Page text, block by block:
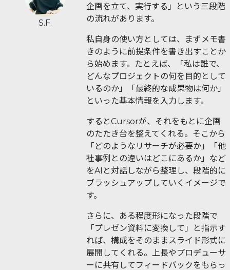
S.F.
企画を立て、実行する」という三段階
の流れがあります。
私自身の使い方としては、まずメモ書
きのように前提条件を書き出すことか
ら始めます。たとえば、「私は誰で、
どんなプロジェクトの何を目的として
いるのか」「最終的な成果物は何か」
といった基本情報を入力します。
するとCursorが、それをもとに企画
のたたき台を整えてくれる。そこから
「どのようなリサーチが必要か」「他
社事例との違いはどこにあるか」など
をAIと対話しながら整理し、段階的に
ブラッシュアップしていくイメージで
す。
さらに、ある程度形になった段階で
「プレゼン資料に変換して」と指示す
れば、構成をそのままスライド形式に
展開してくれる。上長やプロデューサ
ーに共有してフィードバックをもらっ